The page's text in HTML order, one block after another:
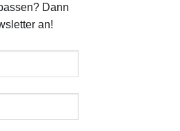
Dann
an!